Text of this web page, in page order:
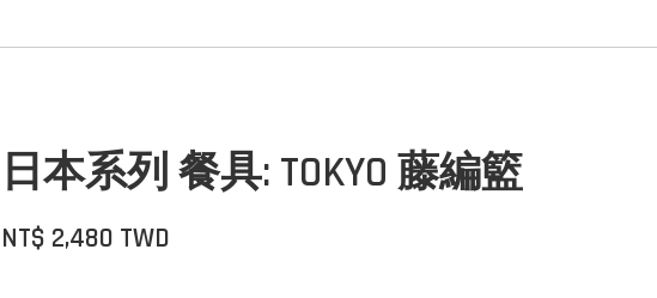
日本系列 餐具: TOKYO 藤編籃
NT$ 2,480 TWD